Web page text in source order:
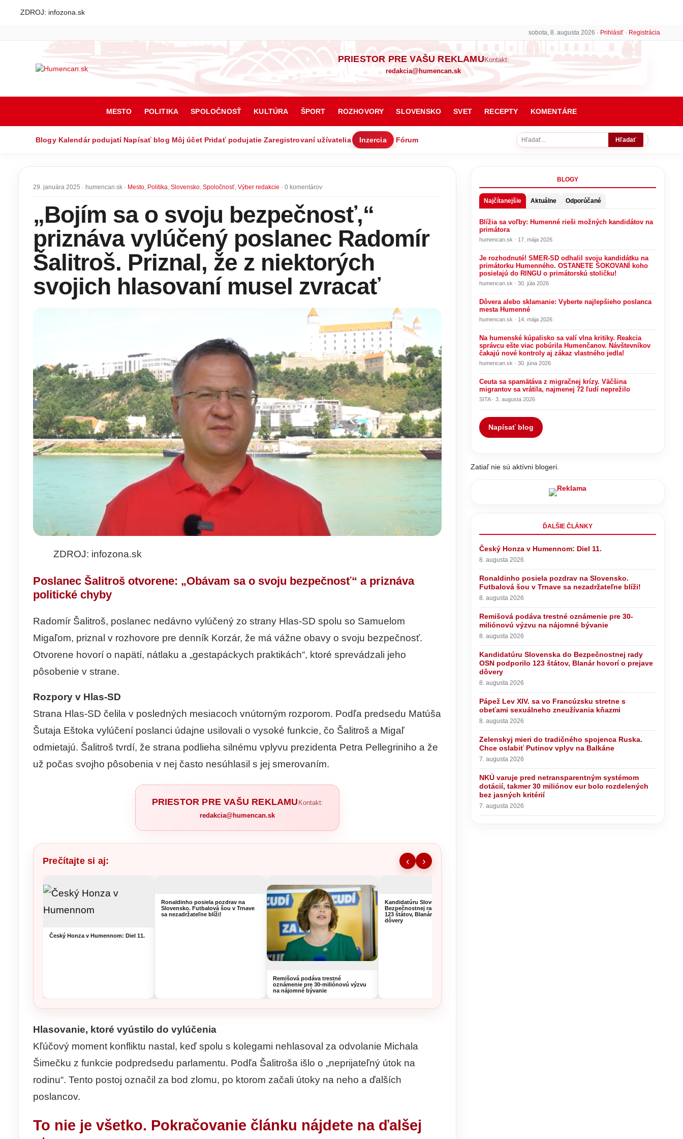
ZDROJ: infozona.sk
sobota, 8. augusta 2026 · Prihlásiť · Registrácia
PRIESTOR PRE VAŠU REKLAMU Kontakt:
redakcia@humencan.sk
MESTO POLITIKA SPOLOČNOSŤ KULTÚRA ŠPORT ROZHOVORY SLOVENSKO SVET RECEPTY KOMENTÁRE
Blogy Kalendár podujatí Napísať blog Môj účet Pridať podujatie Zaregistrovaní užívatelia Inzercia Fórum Hľadať
29. januára 2025 · humencan.sk · Mesto, Politika, Slovensko, Spoločnosť, Výber redakcie · 0 komentárov
„Bojím sa o svoju bezpečnosť,“
priznáva vylúčený poslanec Radomír
Šalitroš. Priznal, že z niektorých
svojich hlasovaní musel zvracať
ZDROJ: infozona.sk
Poslanec Šalitroš otvorene: „Obávam sa o svoju bezpečnosť“ a priznáva
politické chyby
Radomír Šalitroš, poslanec nedávno vylúčený zo strany Hlas-SD spolu so Samuelom
Migaľom, priznal v rozhovore pre denník Korzár, že má vážne obavy o svoju bezpečnosť.
Otvorene hovorí o napätí, nátlaku a „gestapáckych praktikách“, ktoré sprevádzali jeho
pôsobenie v strane.
Rozpory v Hlas-SD
Strana Hlas-SD čelila v posledných mesiacoch vnútorným rozporom. Podľa predsedu Matúša
Šutaja Eštoka vylúčení poslanci údajne usilovali o vysoké funkcie, čo Šalitroš a Migaľ
odmietajú. Šalitroš tvrdí, že strana podlieha silnému vplyvu prezidenta Petra Pellegriniho a že
už počas svojho pôsobenia v nej často nesúhlasil s jej smerovaním.
PRIESTOR PRE VAŠU REKLAMU Kontakt:
redakcia@humencan.sk
Prečítajte si aj: ‹ ›
Český Honza v Humennom: Diel 11.
Ronaldinho posiela pozdrav na
Slovensko. Futbalová šou v Trnave
sa nezadržateľne blíži!
Remišová podáva trestné
oznámenie pre 30-miliónovú výzvu
na nájomné bývanie
Kandidatúru Slovenska do
Bezpečnostnej rady OSN podporilo
123 štátov, Blanár hovorí o prejave
dôvery
Hlasovanie, ktoré vyústilo do vylúčenia
Kľúčový moment konfliktu nastal, keď spolu s kolegami nehlasoval za odvolanie Michala
Šimečku z funkcie podpredsedu parlamentu. Podľa Šalitroša išlo o „neprijateľný útok na
rodinu“. Tento postoj označil za bod zlomu, po ktorom začali útoky na neho a ďalších
poslancov.
To nie je všetko. Pokračovanie článku nájdete na ďalšej
BLOGY
Najčítanejšie Aktuálne Odporúčané
Blížia sa voľby: Humenné rieši možných kandidátov na
primátora
humencan.sk · 17. mája 2026
Je rozhodnuté! SMER-SD odhalil svoju kandidátku na
primátorku Humenného. OSTANETE ŠOKOVANÍ koho
posielajú do RINGU o primátorskú stoličku!
humencan.sk · 30. júla 2026
Dôvera alebo sklamanie: Vyberte najlepšieho poslanca
mesta Humenné
humencan.sk · 14. mája 2026
Na humenské kúpalisko sa valí vlna kritiky. Reakcia
správcu ešte viac pobúrila Humenčanov. Návštevníkov
čakajú nové kontroly aj zákaz vlastného jedla!
humencan.sk · 30. júna 2026
Ceuta sa spamätáva z migračnej krízy. Väčšina
migrantov sa vrátila, najmenej 72 ľudí neprežilo
SITA · 3. augusta 2026
Napísať blog
Zatiaľ nie sú aktívni blogeri.
ĎALŠIE ČLÁNKY
Český Honza v Humennom: Diel 11.
8. augusta 2026
Ronaldinho posiela pozdrav na Slovensko.
Futbalová šou v Trnave sa nezadržateľne blíži!
8. augusta 2026
Remišová podáva trestné oznámenie pre 30-
miliónovú výzvu na nájomné bývanie
8. augusta 2026
Kandidatúru Slovenska do Bezpečnostnej rady
OSN podporilo 123 štátov, Blanár hovorí o prejave
dôvery
8. augusta 2026
Pápež Lev XIV. sa vo Francúzsku stretne s
obeťami sexuálneho zneužívania kňazmi
8. augusta 2026
Zelenskyj mieri do tradičného spojenca Ruska.
Chce oslabiť Putinov vplyv na Balkáne
7. augusta 2026
NKÚ varuje pred netransparentným systémom
dotácií, takmer 30 miliónov eur bolo rozdelených
bez jasných kritérií
7. augusta 2026